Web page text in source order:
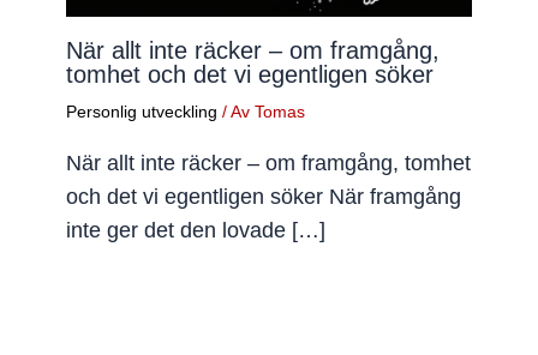
När allt inte räcker – om framgång,
tomhet och det vi egentligen söker
Personlig utveckling / Av Tomas
När allt inte räcker – om framgång, tomhet
och det vi egentligen söker När framgång
inte ger det den lovade […]